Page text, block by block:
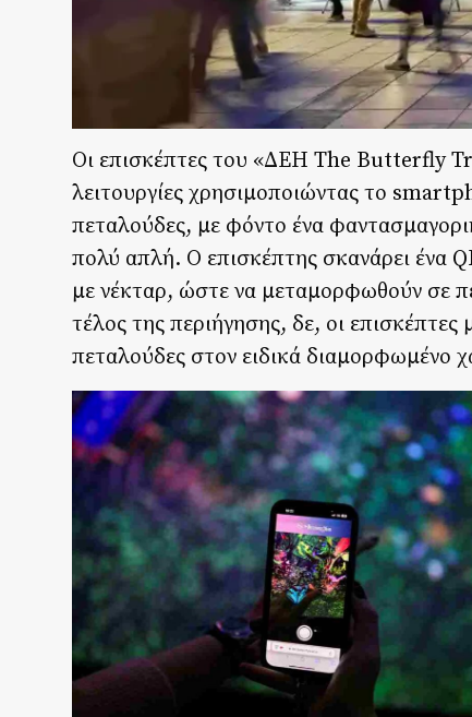
Οι επισκέπτες του «ΔΕΗ The Butterfly
λειτουργίες χρησιμοποιώντας το
πεταλούδες, με φόντο ένα
πολύ απλή. Ο επισκέπτης σκανάρει ένα
με νέκταρ, ώστε να μεταμορφωθούν σε
τέλος της περιήγησης, δε, οι
πεταλούδες στον ειδικά διαμορφωμένο